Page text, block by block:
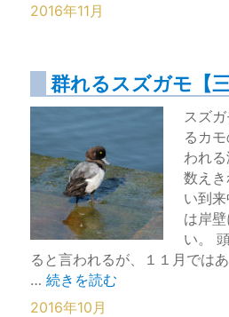
2016年11月
群れるスズガモ【三
スズ
るカ
われ
数え
い到
は岸
い。
ると言われるが、１１月では
…“群れるスズガモ【三番瀬】”
続きを読む
2016年10月